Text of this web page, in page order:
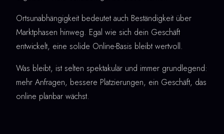
Ortsunabhängigkeit bedeutet auch Beständigkeit über
Marktphasen hinweg. Egal wie sich dein Geschäft
entwickelt, eine solide Online-Basis bleibt wertvoll.
Was bleibt, ist selten spektakulär und immer grundlegend:
mehr Anfragen, bessere Platzierungen, ein Geschäft, das
online planbar wächst.